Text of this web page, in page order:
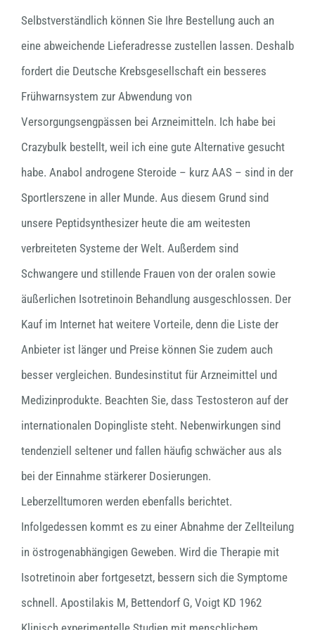
Selbstverständlich können Sie Ihre Bestellung auch an
eine abweichende Lieferadresse zustellen lassen. Deshalb
fordert die Deutsche Krebsgesellschaft ein besseres
Frühwarnsystem zur Abwendung von
Versorgungsengpässen bei Arzneimitteln. Ich habe bei
Crazybulk bestellt, weil ich eine gute Alternative gesucht
habe. Anabol androgene Steroide – kurz AAS – sind in der
Sportlerszene in aller Munde. Aus diesem Grund sind
unsere Peptidsynthesizer heute die am weitesten
verbreiteten Systeme der Welt. Außerdem sind
Schwangere und stillende Frauen von der oralen sowie
äußerlichen Isotretinoin Behandlung ausgeschlossen. Der
Kauf im Internet hat weitere Vorteile, denn die Liste der
Anbieter ist länger und Preise können Sie zudem auch
besser vergleichen. Bundesinstitut für Arzneimittel und
Medizinprodukte. Beachten Sie, dass Testosteron auf der
internationalen Dopingliste steht. Nebenwirkungen sind
tendenziell seltener und fallen häufig schwächer aus als
bei der Einnahme stärkerer Dosierungen.
Leberzelltumoren werden ebenfalls berichtet.
Infolgedessen kommt es zu einer Abnahme der Zellteilung
in östrogenabhängigen Geweben. Wird die Therapie mit
Isotretinoin aber fortgesetzt, bessern sich die Symptome
schnell. Apostilakis M, Bettendorf G, Voigt KD 1962